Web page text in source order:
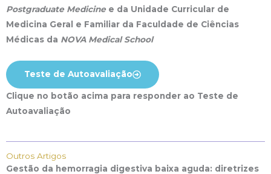
Postgraduate Medicinee da Unidade Curricular de
Medicina Geral e Familiar da Faculdade de Ciências
Médicas da NOVA Medical School
Teste de Autoavaliação
Clique no botão acima para responder ao Teste de
Autoavaliação
Outros Artigos
Gestão da hemorragia digestiva baixa aguda: diretrizes